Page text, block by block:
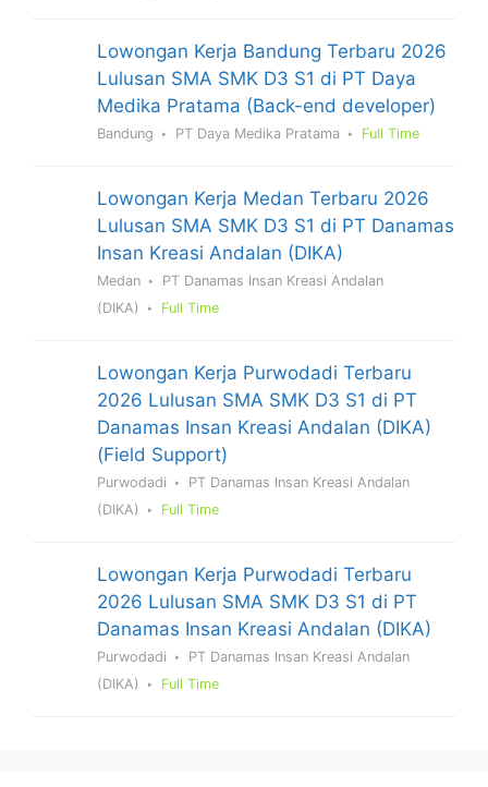
Lowongan Kerja Bandung Terbaru 2026
Lulusan SMA SMK D3 S1 di PT Daya
Medika Pratama (Back-end developer)
Bandung PT Daya Medika Pratama Full Time
Lowongan Kerja Medan Terbaru 2026
Lulusan SMA SMK D3 S1 di PT Danamas
Insan Kreasi Andalan (DIKA)
Medan
PT Danamas Insan Kreasi Andalan
(DIKA)
Full Time
Lowongan Kerja Purwodadi Terbaru
2026 Lulusan SMA SMK D3 S1 di PT
Danamas Insan Kreasi Andalan (DIKA)
(Field Support)
Purwodadi
PT Danamas Insan Kreasi Andalan
(DIKA)
Full Time
Lowongan Kerja Purwodadi Terbaru
2026 Lulusan SMA SMK D3 S1 di PT
Danamas Insan Kreasi Andalan (DIKA)
Purwodadi
PT Danamas Insan Kreasi Andalan
(DIKA)
Full Time